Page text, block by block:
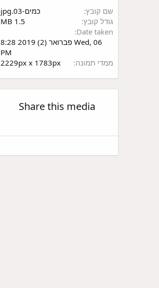
ם
שם קובץ
כמים-03.jpg
גודל קובץ
1.5 MB
Date taken
Wed, 06 פברואר (2) 2019 8:28
PM
ממדי תמונה
2229px x 1783px
Share this media